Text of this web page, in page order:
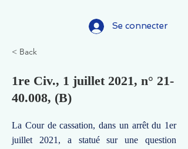
Se connecter
< Back
1re Civ., 1 juillet 2021, n° 21-
40.008, (B)
La Cour de cassation, dans un arrêt du 1er
juillet 2021, a statué sur une question